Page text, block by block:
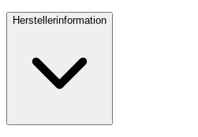
Herstellerinformation